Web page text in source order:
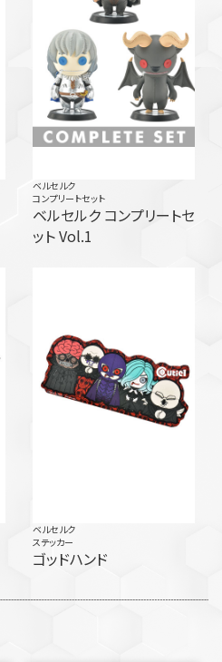
ベルセルク
コンプリートセット
ベルセルク コンプリートセ
ット Vol.1
ベルセルク
ステッカー
ゴッドハンド